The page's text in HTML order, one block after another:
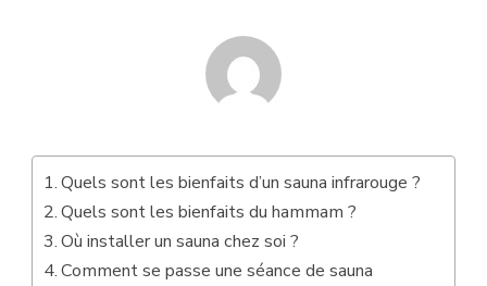
Quels sont les bienfaits d’un sauna infrarouge ?
Quels sont les bienfaits du hammam ?
Où installer un sauna chez soi ?
Comment se passe une séance de sauna